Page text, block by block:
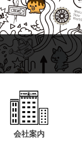
会社案内